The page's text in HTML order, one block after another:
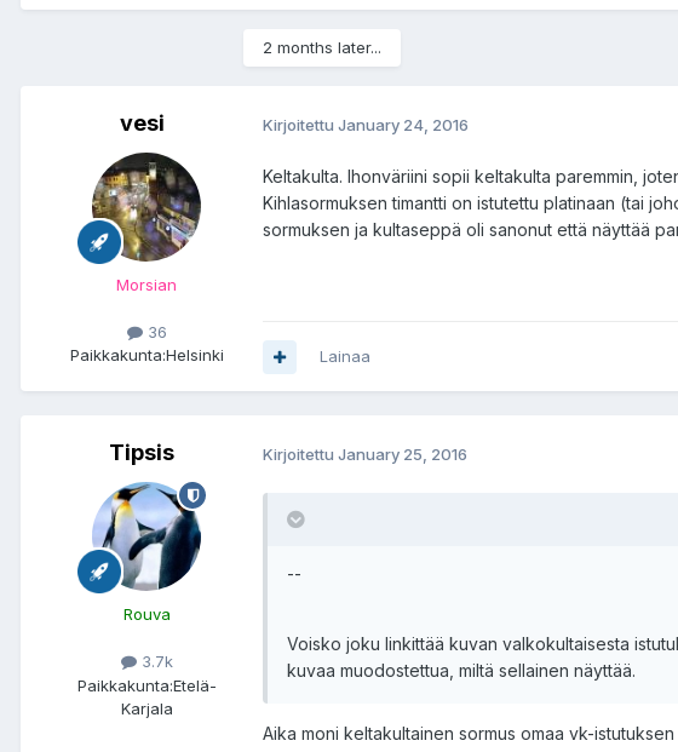
2 months later...
vesi
Morsian
36
Paikkakunta:Helsinki
Kirjoitettu January 24, 2016
Keltakulta. Ihonväriini sopii keltakulta paremmin,
Kihlasormuksen timantti on istutettu platinaan (tai
sormuksen ja kultaseppä oli sanonut että näyttää
Lainaa
Tipsis
Rouva
3.7k
Paikkakunta:Etelä-
Karjala
Kirjoitettu January 25, 2016
--
Voisko joku linkittää kuvan valkokultaisesta
kuvaa muodostettua, miltä sellainen näyttää.
Aika moni keltakultainen sormus omaa vk-istutuksen